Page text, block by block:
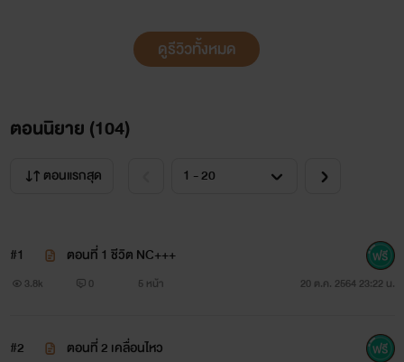
ดูรีวิวทั้งหมด
ตอนนิยาย (104)
ตอนแรกสุด
#1 ตอนที่ 1 ชีวิต NC+++
3.8k 0 5 หน้า 20 ต.ค. 2564 23:22 น.
#2 ตอนที่ 2 เคลื่อนไหว